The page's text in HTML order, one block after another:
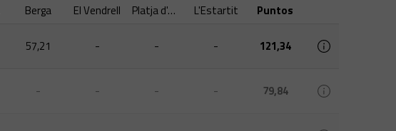
Berga El Vendrell Platja d'Aro L'Estartit Puntos
57,21 - - - 121,34
- - - - 79,84